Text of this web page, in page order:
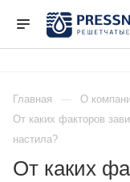
Главная О
От каких факторов
настила?
От каких